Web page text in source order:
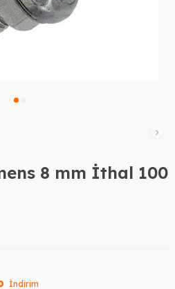
8 mm İthal 100
İndirim